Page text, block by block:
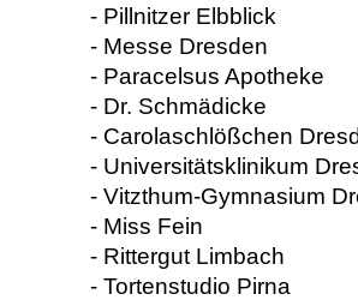
- Pillnitzer Elbblick
- Messe Dresden
- Paracelsus Apotheke
- Dr. Schmädicke
- Carolaschlößchen
- Universitätsklinikum
- Vitzthum-Gymnasium
- Miss Fein
- Rittergut Limbach
- Tortenstudio Pirna